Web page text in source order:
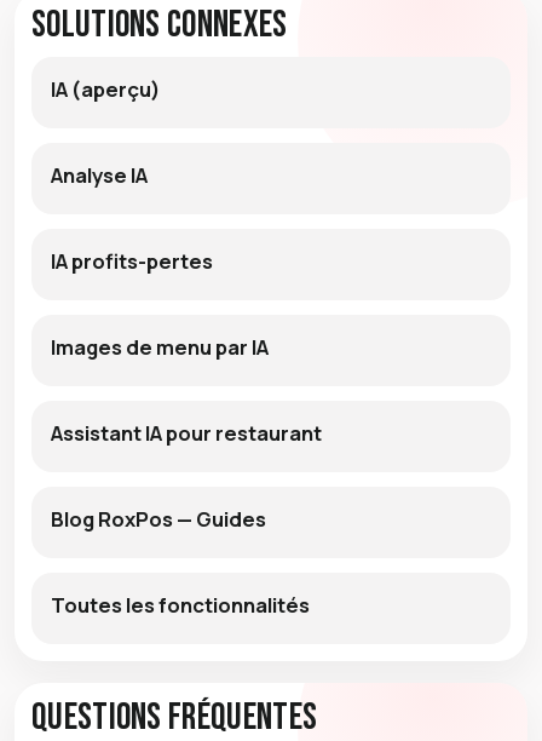
Solutions connexes
IA (aperçu)
Analyse IA
IA profits-pertes
Images de menu par IA
Assistant IA pour restaurant
Blog RoxPos — Guides
Toutes les fonctionnalités
Questions fréquentes